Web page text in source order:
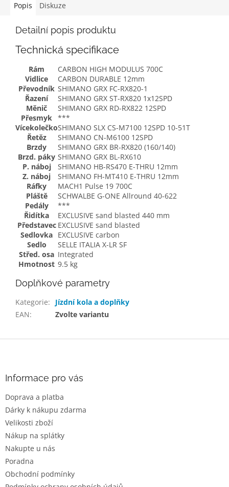
Popis Diskuze
Detailní popis produktu
Technická specifikace
Rám
CARBON HIGH MODULUS 700C
Vidlice
CARBON DURABLE 12mm
Převodník SHIMANO GRX FC-RX820-1
Řazení
SHIMANO GRX ST-RX820 1x12SPD
Měnič
SHIMANO GRX RD-RX822 12SPD
Přesmyk ***
VícekolečkoSHIMANO SLX CS-M7100 12SPD 10-51T
Řetěz
SHIMANO CN-M6100 12SPD
Brzdy
SHIMANO GRX BR-RX820 (160/140)
Brzd. páky SHIMANO GRX BL-RX610
P. náboj
SHIMANO HB-RS470 E-THRU 12mm
Z. náboj
SHIMANO FH-MT410 E-THRU 12mm
Ráfky
MACH1 Pulse 19 700C
Pláště
SCHWALBE G-ONE Allround 40-622
Pedály
***
Řidítka
EXCLUSIVE sand blasted 440 mm
Představec EXCLUSIVE sand blasted
Sedlovka EXCLUSIVE carbon
Sedlo
SELLE ITALIA X-LR SF
Střed. osa Integrated
Hmotnost 9.5 kg
Doplňkové parametry
Kategorie:
Jízdní kola a doplňky
EAN: Zvolte variantu
Informace pro vás
Doprava a platba
Dárky k nákupu zdarma
Velikosti zboží
Nákup na splátky
Nakupte u nás
Poradna
Obchodní podmínky